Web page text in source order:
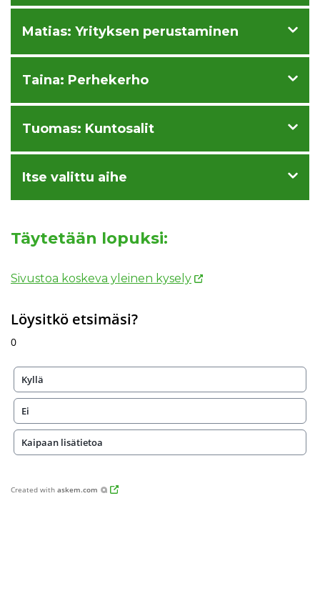
Matias: Yrityksen perustaminen
Taina: Perhekerho
Tuomas: Kuntosalit
Itse valittu aihe
Täytetään lopuksi:
Sivustoa koskeva yleinen kysely
Löysitkö etsimäsi?
0
Kyllä
Ei
Kaipaan lisätietoa
Created with askem.com